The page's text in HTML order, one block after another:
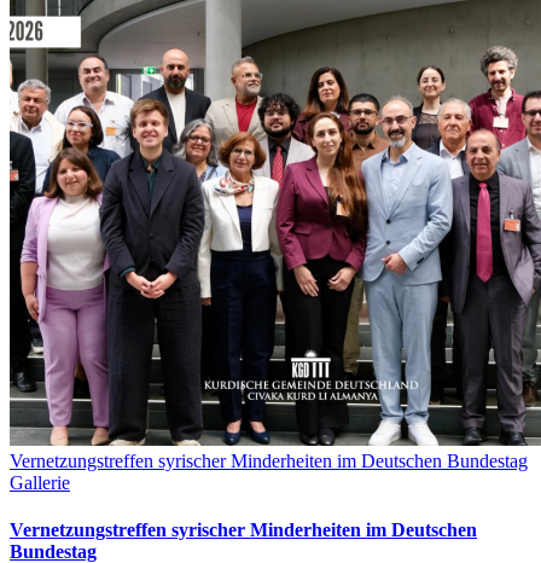
Vernetzungstreffen syrischer Minderheiten im Deutschen Bundestag
Gallerie
Vernetzungstreffen syrischer Minderheiten im Deutschen
Bundestag